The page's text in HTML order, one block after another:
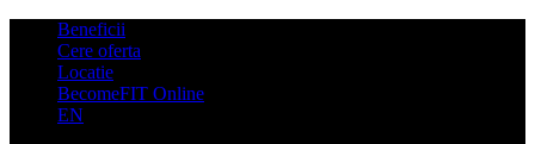
Beneficii
Cere oferta
Locatie
BecomeFIT Online
EN